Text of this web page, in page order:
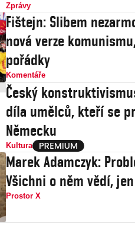
Zprávy
Fištejn: Slibem
nová verze
pořádky
Komentáře
Český
díla umělců, kteří se
Německu
Kultura
Marek Adamczyk:
Všichni o něm vědí,
Prostor X